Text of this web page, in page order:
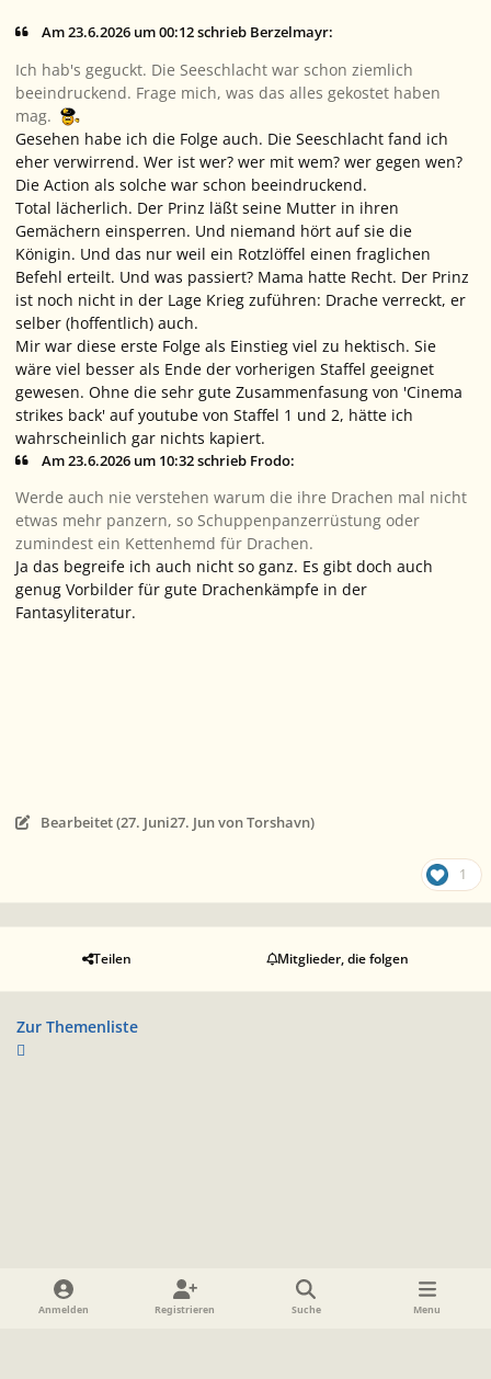
Am 23.6.2026 um 00:12 schrieb Berzelmayr:
Ich hab's geguckt. Die Seeschlacht war schon ziemlich
beeindruckend. Frage mich, was das alles gekostet haben
mag.
Gesehen habe ich die Folge auch. Die Seeschlacht fand ich
eher verwirrend. Wer ist wer? wer mit wem? wer gegen wen?
Die Action als solche war schon beeindruckend.
Total lächerlich. Der Prinz läßt seine Mutter in ihren
Gemächern einsperren. Und niemand hört auf sie die
Königin. Und das nur weil ein Rotzlöffel einen fraglichen
Befehl erteilt. Und was passiert? Mama hatte Recht. Der Prinz
ist noch nicht in der Lage Krieg zuführen: Drache verreckt, er
selber (hoffentlich) auch.
Mir war diese erste Folge als Einstieg viel zu hektisch. Sie
wäre viel besser als Ende der vorherigen Staffel geeignet
gewesen. Ohne die sehr gute Zusammenfasung von 'Cinema
strikes back' auf youtube von Staffel 1 und 2, hätte ich
wahrscheinlich gar nichts kapiert.
Am 23.6.2026 um 10:32 schrieb Frodo:
Werde auch nie verstehen warum die ihre Drachen mal nicht
etwas mehr panzern, so Schuppenpanzerrüstung oder
zumindest ein Kettenhemd für Drachen.
Ja das begreife ich auch nicht so ganz. Es gibt doch auch
genug Vorbilder für gute Drachenkämpfe in der
Fantasyliteratur.
Bearbeitet (27. Juni27. Junvon Torshavn)
1
Teilen Mitglieder, die folgen
Zur Themenliste
Heller Modus
Dunkler ModusSystemeinstellung
Anmelden Registrieren Suche Menu